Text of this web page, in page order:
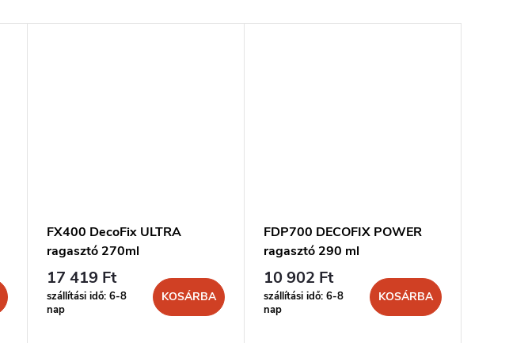
FX400 DecoFix ULTRA
ragasztó 270ml
17 419 Ft
szállítási idő: 6-8
nap
KOSÁRBA
FDP700 DECOFIX POWER
ragasztó 290 ml
10 902 Ft
szállítási idő: 6-8
nap
KOSÁRBA